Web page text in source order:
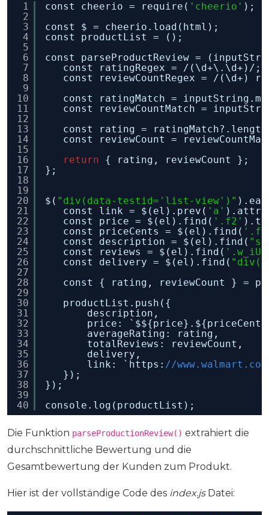
1
2
3
4
5
6
7
8
9
10
11
12
13
14
15
16
17
18
19
20
21
22
23
24
25
26
27
28
29
30
31
32
33
34
35
36
37
38
39
40
const cheerio = require( 'cheerio' );
const $ = cheerio.load(html);
const productList = ();
const parseProductReview =
const ratingRegex = /(\d+\.\d+)/;
const reviewCountRegex = /(\d+)
const ratingMatch =
const reviewCountMatch =
const rating =
const reviewCount =
return
{ rating, reviewCount };
};
$( "div(data-testid='list-view')"
const link = $(el).prev( 'a' ).attr(
const price = $(el).find( '.f2'
const priceCents = $(el).find( '.f2
const description = $(el).find(
const reviews = $(el).find(
const delivery = $(el).find(
const { rating, reviewCount } =
productList.push({
description,
price:
averageRating: rating,
totalReviews: reviewCount,
delivery,
link: `https: //
});
});
console.log(productList);
Die Funktion parseProductionReview() extrahiert die
durchschnittliche Bewertung und die
Gesamtbewertung der Kunden zum Produkt.
Hier ist der vollständige Code des index.jsDatei: